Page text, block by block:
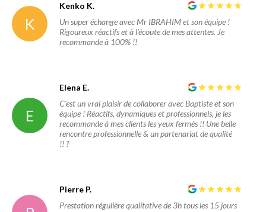
K
Kenko K.
Un super échange avec Mr IBRAHIM et son équipe !
Rigoureux réactifs et à l'écoute de mes attentes. Je
recommande à 100% !!
E
Elena E.
C'est un vrai plaisir de collaborer avec Baptiste et son
équipe ! Réactifs, dynamiques et professionnels, je les
recommande à mes clients les yeux fermés !! Une belle
rencontre professionnelle & un partenariat de qualité
!! ?
Pierre P.
Prestation régulière qualitative de 3h tous les 15 jours